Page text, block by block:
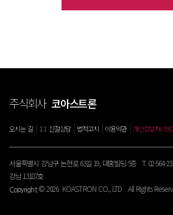
주식회사코아스트론
오시는 길 1:1 친절상담 법적고지 이용약관 개인정보처리방
서울특별시 강남구 논현로 63길 19, 대홍빌딩 5층 T. 02-564-
강남 13187호
Copyright © 2026 KOASTRON CO., LTD All Rights